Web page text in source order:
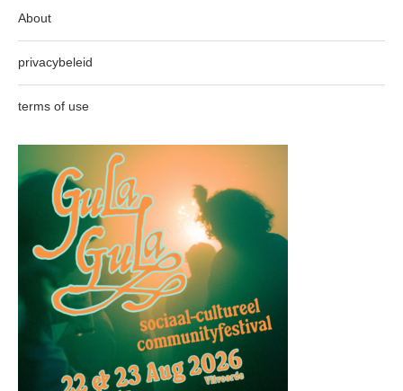
About
privacybeleid
terms of use